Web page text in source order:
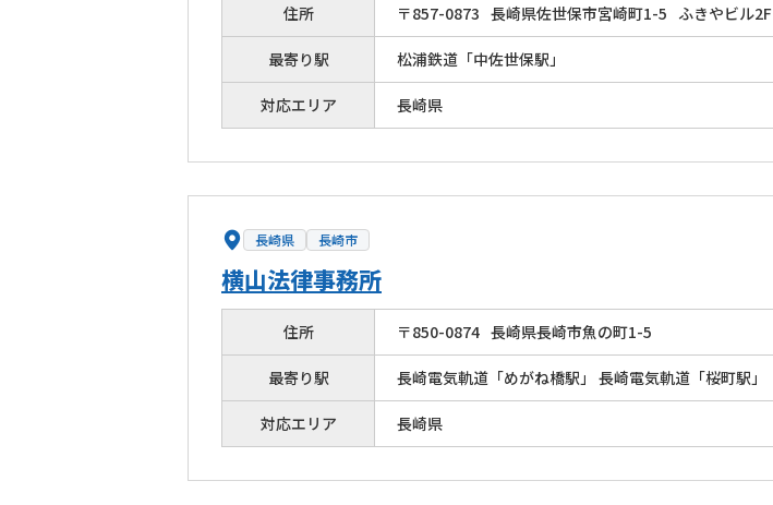
住所 〒857-0873 長崎県佐世保市宮崎町1-5 ふきやビル2F
最寄り駅 松浦鉄道「中佐世保駅」
対応エリア 長崎県
長崎県 長崎市
横山法律事務所
住所 〒850-0874 長崎県長崎市魚の町1-5
最寄り駅 長崎電気軌道「めがね橋駅」 長崎電気軌道「桜町駅」
対応エリア 長崎県